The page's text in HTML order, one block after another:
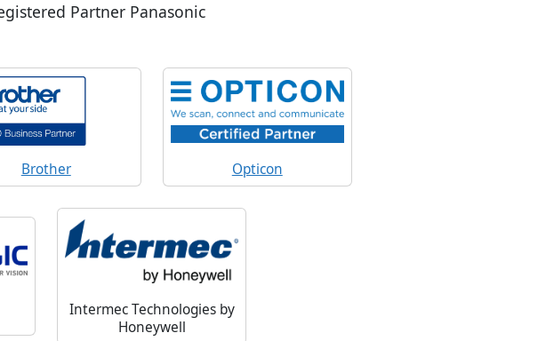
Partner Panasonic
Brother Opticon
Intermec Technologies by
Honeywell